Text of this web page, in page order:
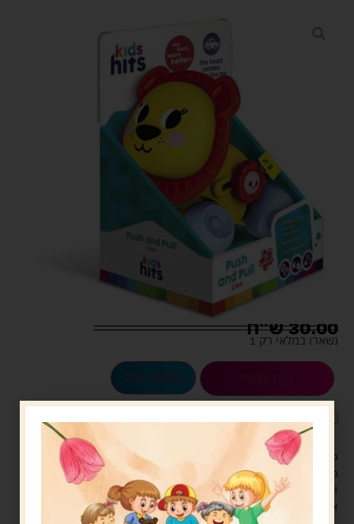
30.00ש"ח
נשארו במלאי רק 1
הוספה לסל
לארוז את המוצר באריזת מתנה5.00 ש"ח ?
מעל 329 ש"ח, משלוח עם שליח עד הבית חינם! – 0 ₪
משלוח עם שליח עד הבית: 29 ש"ח
זמן אספקה: עד 4 ימי עסקים.
איסוף עצמי: מ"ביתר טויס" רחוב בניין דוד 18, ביתר עילית.